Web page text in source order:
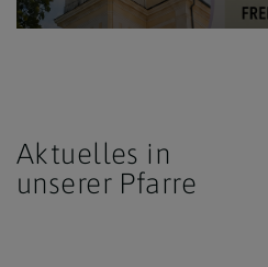
Aktuelles in
unserer Pfarre